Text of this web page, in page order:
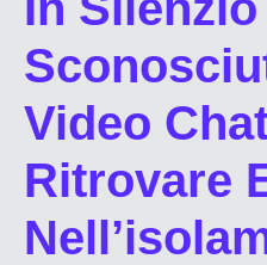
Video
Ritrovare